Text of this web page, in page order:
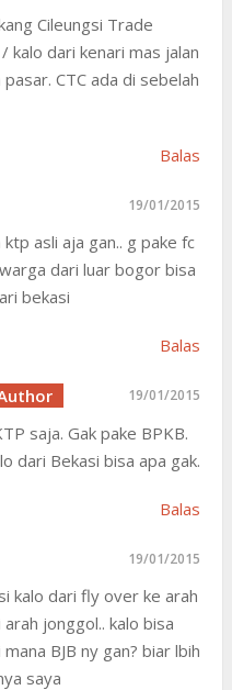
Cileungsi Trade
kalo dari kenari mas jalan
pasar. CTC ada di sebelah
Balas
19/01/2015
asli aja gan.. g pake fc
dari luar bogor bisa
bekasi
Balas
19/01/2015
saja. Gak pake BPKB.
dari Bekasi bisa apa gak.
Balas
19/01/2015
kalo dari fly over ke arah
jonggol.. kalo bisa
BJB ny gan? biar lbih
saya